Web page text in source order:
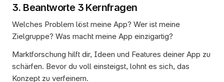
3. Beantworte 3 Kernfragen
Welches Problem löst meine App? Wer ist meine
Zielgruppe? Was macht meine App einzigartig?
Marktforschung hilft dir, Ideen und Features deiner App zu
schärfen. Bevor du voll einsteigst, lohnt es sich, das
Konzept zu verfeinern.